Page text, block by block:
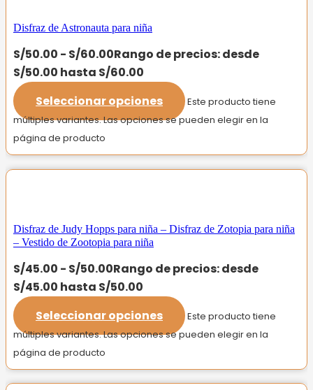
Disfraz de Astronauta para niña
S/50.00 - S/60.00Rango de precios: desde
S/50.00 hasta S/60.00
Seleccionar opciones
Este producto tiene
múltiples variantes. Las opciones se pueden elegir en la
página de producto
Disfraz de Judy Hopps para niña – Disfraz de Zotopia para niña
– Vestido de Zootopia para niña
S/45.00 - S/50.00Rango de precios: desde
S/45.00 hasta S/50.00
Seleccionar opciones
Este producto tiene
múltiples variantes. Las opciones se pueden elegir en la
página de producto